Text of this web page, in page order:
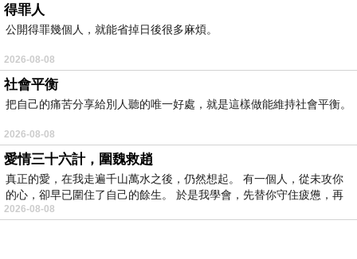
得罪人
公開得罪幾個人，就能省掉日後很多麻煩。
2026-08-08
社會平衡
把自己的痛苦分享給別人聽的唯一好處，就是這樣做能維持社會平衡。
2026-08-08
愛情三十六計，圍魏救趙
真正的愛，在我走遍千山萬水之後，仍然想起。 有一個人，從未攻你
的心，卻早已圍住了自己的餘生。 於是我學會，先替你守住疲憊，再
2026-08-08